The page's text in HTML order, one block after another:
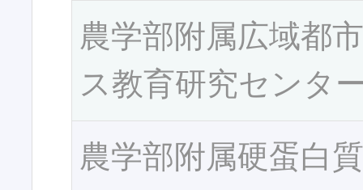
農学部附属広域都
ス教育研究センタ
農学部附属硬蛋白